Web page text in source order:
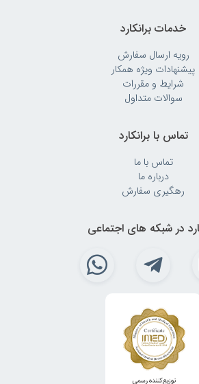
خدمات برانکارد
رویه‌ ارسال سفارش
پیشنهادات ویژه همکار
شرایط و مقررات
سوالات متداول
تماس با برانکارد
تماس با ما
درباره ما
رهگیری سفارش
در شبکه های اجتماعی